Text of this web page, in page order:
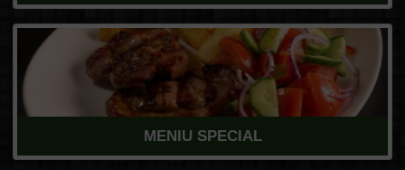
MENIU SPECIAL